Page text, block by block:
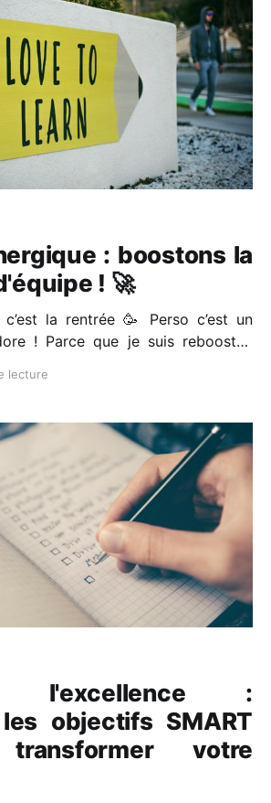
: boostons la
! 🚀
rentrée 🥳 Perso c’est un
! Parce que je suis reboostée
renforcer la cohésion de nos
lecture
l'excellence :
objectifs SMART
votre